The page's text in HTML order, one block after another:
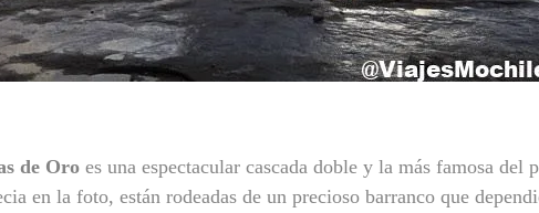
de Oro es una espectacular cascada doble y la más famosa del
en la foto, están rodeadas de un precioso barranco que